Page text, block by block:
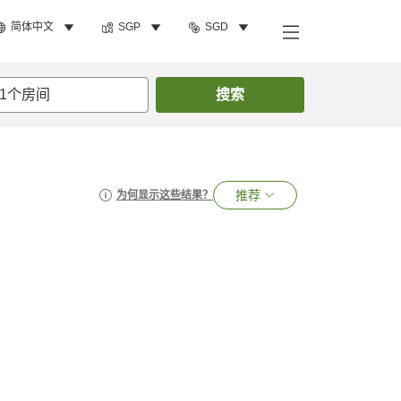
简体中文 SGP SGD
1个房间 搜索
为何显示这些结果？ 推荐